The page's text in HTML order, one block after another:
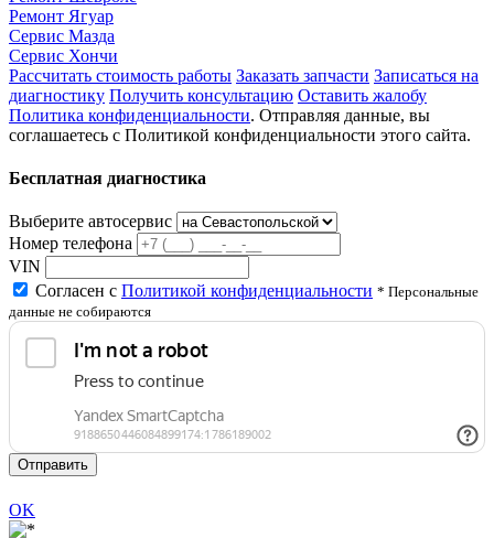
Ремонт Ягуар
Сервис Мазда
Сервис Хончи
Рассчитать стоимость работы Заказать запчасти Записаться на
диагностику Получить консультацию Оставить жалобу
Политика конфиденциальности. Отправляя данные, вы
соглашаетесь с Политикой конфиденциальности этого сайта.
Бесплатная диагностика
Выберите автосервис
Номер телефона
VIN
Согласен с Политикой конфиденциальности * Персональные
данные не собираются
Отправить
OK